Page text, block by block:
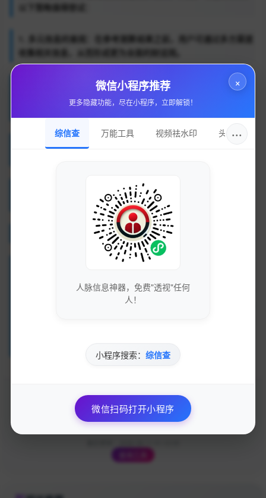
以下策略值得尝试：
1. 多元信息的查阅：在参考测算结果之前，用户可通过多方渠道
收集相关信息，从而形成更为全面的财运观。
2. 保持理性态度：用户应适度依赖这些测算结果，特别是在进行
个人财务决策时，可以将测算结果视为一种参考，而非绝对的真
4. 咨询专业顾问：对于财运的深入需求，可以寻求专业财务顾问
的意见，从而获得更全面的财富管理建议。
总的来说，免费测算个人财运的服务，其准确性在很大程度上依
尽管这些工具在一定程度上能够提供某种感知上的指引和心理安
慰，但用户仍需对测算结果保持必要的警觉与理性思考。健康的
分享
×
微信小程序推荐
更多隐藏功能，尽在小程序，立即解锁！
···
综信查 万能工具 视频祛水印 头像圈
人脉信息神器，免费"透视"任何
人！
小程序搜索： 综信查
微信扫码打开小程序